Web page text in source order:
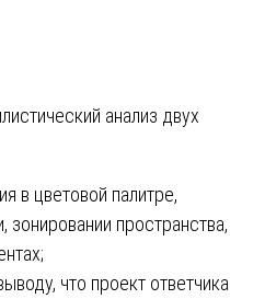
анализ двух
в цветовой палитре,
зонировании пространства,
что проект ответчика